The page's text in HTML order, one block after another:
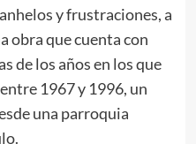
y frustraciones, a
obra que cuenta con
de los años en los que
1967 y 1996, un
una parroquia